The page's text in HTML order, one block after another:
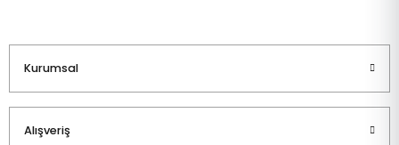
Kurumsal
Alışveriş